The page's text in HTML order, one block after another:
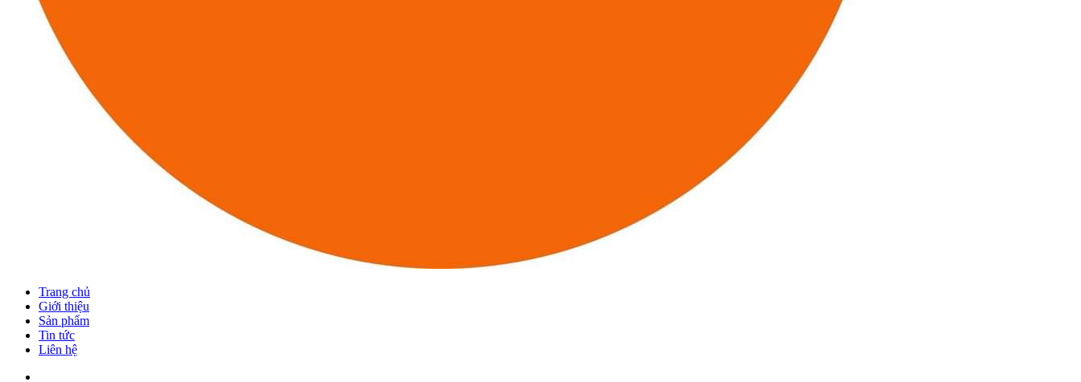
Trang chủ
Giới thiệu
Sản phẩm
Tin tức
Liên hệ